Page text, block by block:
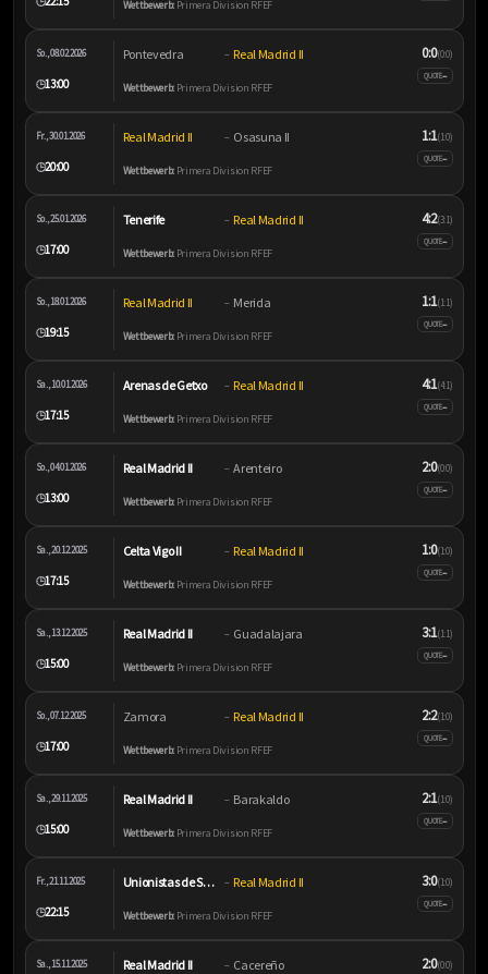
Wettbewerb:Primera Division RFEF
So., 08.02.2026
🕒13:00
Pontevedra – Real Madrid II
Wettbewerb:Primera Division RFEF
0:0(0:0)
QUOTE–
Fr., 30.01.2026
🕒20:00
Real Madrid II – Osasuna II
Wettbewerb:Primera Division RFEF
1:1(1:0)
QUOTE–
So., 25.01.2026
🕒17:00
Tenerife – Real Madrid II
Wettbewerb:Primera Division RFEF
4:2(3:1)
QUOTE–
So., 18.01.2026
🕒19:15
Real Madrid II – Merida
Wettbewerb:Primera Division RFEF
1:1(1:1)
QUOTE–
Sa., 10.01.2026
🕒17:15
Arenas de Getxo – Real Madrid II
Wettbewerb:Primera Division RFEF
4:1(4:1)
QUOTE–
So., 04.01.2026
🕒13:00
Real Madrid II – Arenteiro
Wettbewerb:Primera Division RFEF
2:0(0:0)
QUOTE–
Sa., 20.12.2025
🕒17:15
Celta Vigo II – Real Madrid II
Wettbewerb:Primera Division RFEF
1:0(1:0)
QUOTE–
Sa., 13.12.2025
🕒15:00
Real Madrid II – Guadalajara
Wettbewerb:Primera Division RFEF
3:1(1:1)
QUOTE–
So., 07.12.2025
🕒17:00
Zamora – Real Madrid II
Wettbewerb:Primera Division RFEF
2:2(1:0)
QUOTE–
Sa., 29.11.2025
🕒15:00
Real Madrid II – Barakaldo
Wettbewerb:Primera Division RFEF
2:1(1:0)
QUOTE–
Fr., 21.11.2025
🕒22:15
Unionistas de Salamanca – Real Madrid II
Wettbewerb:Primera Division RFEF
3:0(1:0)
QUOTE–
Sa., 15.11.2025 Real Madrid II – Cacereño 2:0(0:0)